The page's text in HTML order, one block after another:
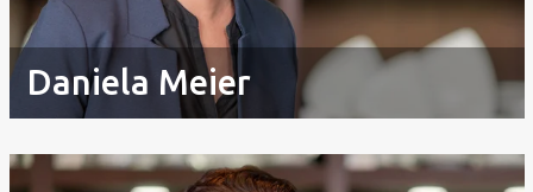
Daniela Meier